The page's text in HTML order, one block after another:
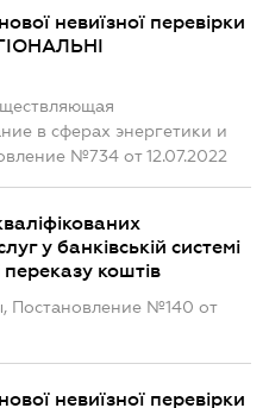
невиїзної перевірки
в сферах энергетики и
№734 от 12.07.2022
у банківській системі
переказу коштів
Постановление №140 от
невиїзної перевірки